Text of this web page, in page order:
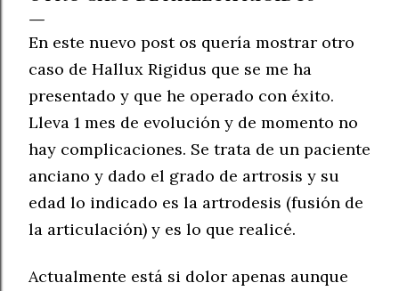
En este nuevo post os quería mostrar otro
caso de Hallux Rigidus que se me ha
presentado y que he operado con éxito.
Lleva 1 mes de evolución y de momento no
hay complicaciones. Se trata de un paciente
anciano y dado el grado de artrosis y su
edad lo indicado es la artrodesis (fusión de
la articulación) y es lo que realicé.
Actualmente está si dolor apenas aunque